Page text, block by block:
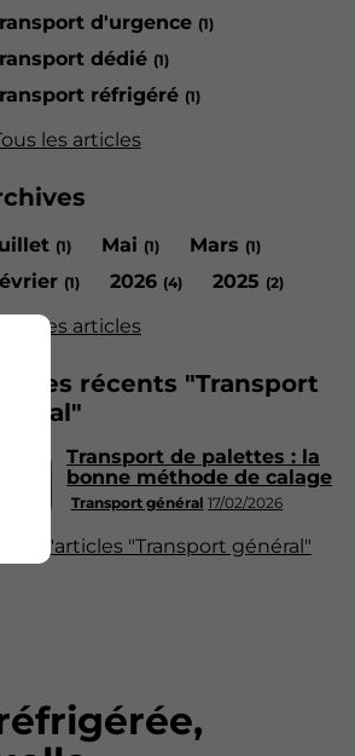
d'urgence (1)
dédié (1)
réfrigéré (1)
les articles
(1) Mai (1) Mars (1)
(1) 2026 (4) 2025 (2)
Tous les articles
récents "Transport
Transport général 17/02/2026
Transport de palettes : la
bonne méthode de calage
Plus d'articles "Transport général"